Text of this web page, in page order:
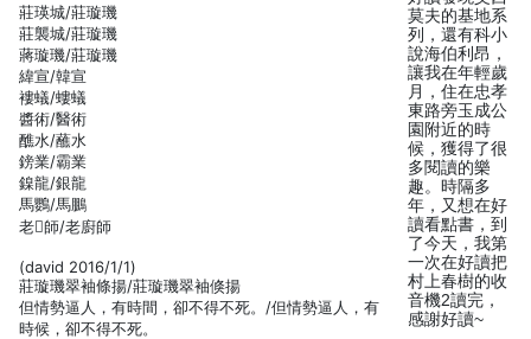
莊瑛城/莊璇璣
莊襲城/莊璇璣
蔣璇璣/莊璇璣
緯宣/韓宣
褸蟻/螻蟻
醬術/醫術
醮水/蘸水
鎊業/霸業
鎳龍/銀龍
馬鸚/馬鵬
老師/老廚師
(david 2016/1/1)
莊璇璣翠袖條揚/莊璇璣翠袖倏揚
但情勢逼人，有時間，卻不得不死。/但情勢逼人，有
時候，卻不得不死。
莫夫的基地系
列，還有科小
說海伯利昂，
讓我在年輕歲
月，住在忠孝
東路旁玉成公
園附近的時
候，獲得了很
多閱讀的樂
趣。時隔多
年，又想在好
讀看點書，到
了今天，我第
一次在好讀把
村上春樹的收
音機2讀完，
感謝好讀~